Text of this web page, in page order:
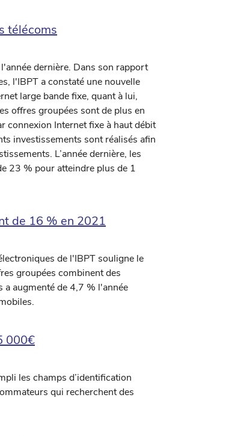
télécoms
dernière. Dans son rapport
l'IBPT a constaté une nouvelle
large bande fixe, quant à lui,
offres groupées sont de plus en
connexion Internet fixe à haut débit
investissements sont réalisés afin
L’année dernière, les
23 % pour atteindre plus de 1
de 16 % en 2021
de l'IBPT souligne le
groupées combinent des
a augmenté de 4,7 % l'année
000€
les champs d’identification
qui recherchent des